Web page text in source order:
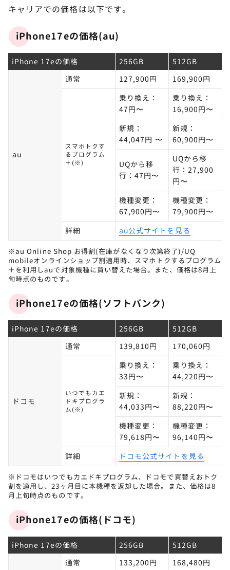
キャリアでの価格は以下です。
iPhone17eの価格(au)
iPhone 17eの価格 256GB 512GB
au
通常 127,900円 169,900円
スマホトクす
るプログラム
＋(※)
乗り換え：
47円〜
乗り換え：
16,900円〜
新規：
44,047円 〜
新規：
60,900円〜
UQから移
行：47円〜
UQから移
行：27,900
円〜
機種変更：
67,900円〜
機種変更：
79,900円〜
詳細
au公式サイトを見る
※au Online Shop お得割(在庫がなくなり次第終了)/UQ
mobileオンラインショップ割適用時、スマホトクするプログラム
＋を利用しauで対象機種に買い替えた場合。また、価格は8月上
旬時点のものです。
iPhone17eの価格(ソフトバンク)
iPhone 17eの価格 256GB 512GB
ドコモ
通常 139,810円 170,060円
いつでもカエ
ドキプログラ
ム(※)
乗り換え：
33円〜
乗り換え：
44,220円〜
新規：
44,033円〜
新規：
88,220円〜
機種変更：
79,618円〜
機種変更：
96,140円〜
詳細
ドコモ公式サイトを見る
※ドコモはいつでもカエドキプログラム、ドコモで買替えおトク
割を適用し、23ヶ月目に本機種を返却した場合。また、価格は8
月上旬時点のものです。
iPhone17eの価格(ドコモ)
iPhone 17eの価格 256GB
512GB
通常
133,200円 168,480円